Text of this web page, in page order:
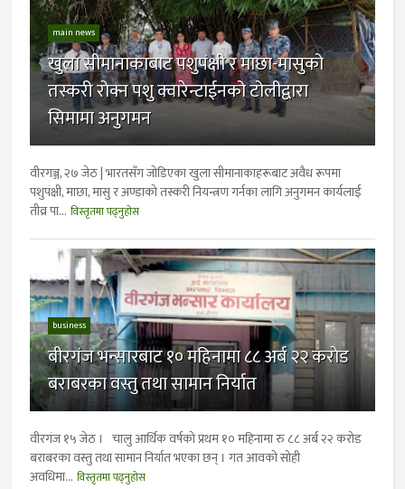
main news
खुला सीमानाकाबाट पशुपंक्षी र माछा-मासुको
तस्करी रोक्न पशु क्वारेन्टाईनको टोलीद्वारा
सिमामा अनुगमन
वीरगञ्ज, २७ जेठ | भारतसँग जोडिएका खुला सीमानाकाहरूबाट अवैध रूपमा
पशुपंक्षी, माछा, मासु र अण्डाको तस्करी नियन्त्रण गर्नका लागि अनुगमन कार्यलाई
तीव्र पा... विस्तृतमा पढ्नुहोस
business
बीरगंज भन्सारबाट १० महिनामा ८८ अर्ब २२ कराेड
बराबरका वस्तु तथा सामान निर्यात
वीरगंज १५ जेठ । चालु आर्थिक वर्षको प्रथम १० महिनामा रु ८८ अर्ब २२ करोड
बराबरका वस्तु तथा सामान निर्यात भएका छन् । गत आवको सोही
अवधिमा... विस्तृतमा पढ्नुहोस